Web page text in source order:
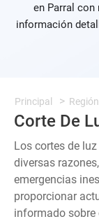
en Parral con
información
Principal
Corte De
Los cortes de
diversas
emergencias
proporcionar
informado